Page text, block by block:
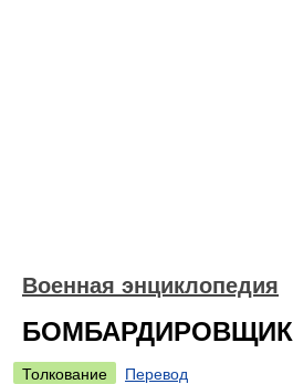
Военная энциклопедия
БОМБАРДИРОВЩИК
Толкование
Перевод